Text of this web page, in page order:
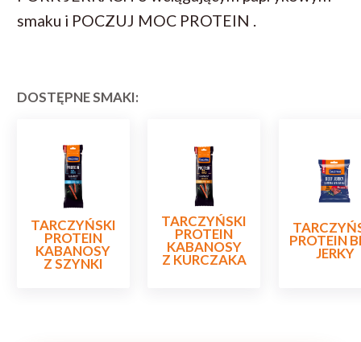
smaku i POCZUJ MOC PROTEIN .
DOSTĘPNE SMAKI:
TARCZYŃSKI
PROTEIN
KABANOSY
Z SZYNKI
TARCZYŃSKI
PROTEIN
KABANOSY
Z KURCZAKA
PROTEIN
JERKY